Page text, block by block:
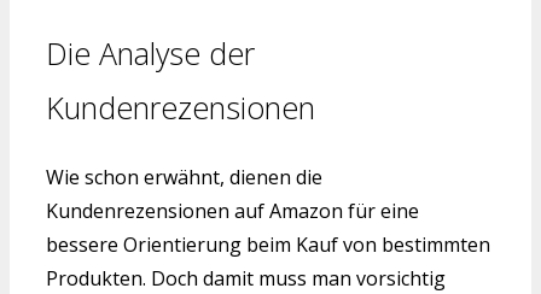
Die Analyse der
Kundenrezensionen
Wie schon erwähnt, dienen die
Kundenrezensionen auf Amazon für eine
bessere Orientierung beim Kauf von bestimmten
Produkten. Doch damit muss man vorsichtig